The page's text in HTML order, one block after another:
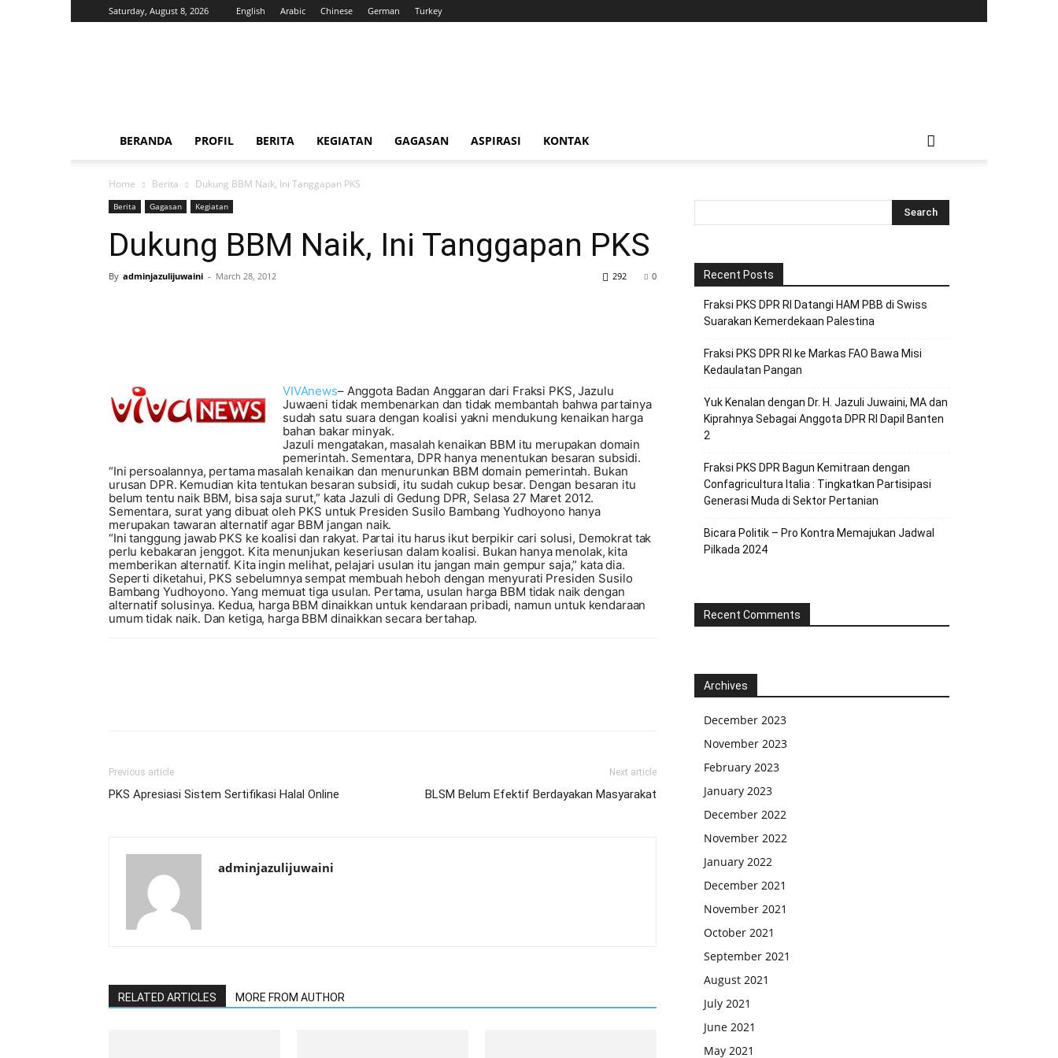
Saturday, August 8, 2026 English Arabic Chinese German Turkey
BERANDA PROFIL BERITA KEGIATAN GAGASAN ASPIRASI KONTAK
Home Berita Dukung BBM Naik, Ini Tanggapan PKS
Berita Gagasan Kegiatan
Dukung BBM Naik, Ini Tanggapan PKS
By adminjazulijuwaini - March 28, 2012 0
292
VIVAnews– Anggota Badan Anggaran dari Fraksi PKS, Jazulu
Juwaeni tidak membenarkan dan tidak membantah bahwa partainya
sudah satu suara dengan koalisi yakni mendukung kenaikan harga
bahan bakar minyak.
Jazuli mengatakan, masalah kenaikan BBM itu merupakan domain
pemerintah. Sementara, DPR hanya menentukan besaran subsidi.
“Ini persoalannya, pertama masalah kenaikan dan menurunkan BBM domain pemerintah. Bukan
urusan DPR. Kemudian kita tentukan besaran subsidi, itu sudah cukup besar. Dengan besaran itu
belum tentu naik BBM, bisa saja surut,” kata Jazuli di Gedung DPR, Selasa 27 Maret 2012.
Sementara, surat yang dibuat oleh PKS untuk Presiden Susilo Bambang Yudhoyono hanya
merupakan tawaran alternatif agar BBM jangan naik.
“Ini tanggung jawab PKS ke koalisi dan rakyat. Partai itu harus ikut berpikir cari solusi, Demokrat tak
perlu kebakaran jenggot. Kita menunjukan keseriusan dalam koalisi. Bukan hanya menolak, kita
memberikan alternatif. Kita ingin melihat, pelajari usulan itu jangan main gempur saja,” kata dia.
Seperti diketahui, PKS sebelumnya sempat membuah heboh dengan menyurati Presiden Susilo
Bambang Yudhoyono. Yang memuat tiga usulan. Pertama, usulan harga BBM tidak naik dengan
alternatif solusinya. Kedua, harga BBM dinaikkan untuk kendaraan pribadi, namun untuk kendaraan
umum tidak naik. Dan ketiga, harga BBM dinaikkan secara bertahap.
Previous article
PKS Apresiasi Sistem Sertifikasi Halal Online
Next article
BLSM Belum Efektif Berdayakan Masyarakat
adminjazulijuwaini
RELATED ARTICLES MORE FROM AUTHOR
Recent Posts
Fraksi PKS DPR RI Datangi HAM PBB di Swiss
Suarakan Kemerdekaan Palestina
Fraksi PKS DPR RI ke Markas FAO Bawa Misi
Kedaulatan Pangan
Yuk Kenalan dengan Dr. H. Jazuli Juwaini, MA dan
Kiprahnya Sebagai Anggota DPR RI Dapil Banten
2
Fraksi PKS DPR Bagun Kemitraan dengan
Confagricultura Italia : Tingkatkan Partisipasi
Generasi Muda di Sektor Pertanian
Bicara Politik – Pro Kontra Memajukan Jadwal
Pilkada 2024
Recent Comments
Archives
December 2023
November 2023
February 2023
January 2023
December 2022
November 2022
January 2022
December 2021
November 2021
October 2021
September 2021
August 2021
July 2021
June 2021
May 2021